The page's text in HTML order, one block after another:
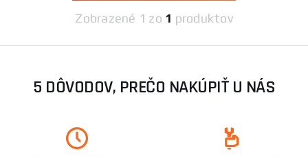
Zobrazené 1 zo 1 produktov
5 DÔVODOV, PREČO NAKÚPIŤ U NÁS